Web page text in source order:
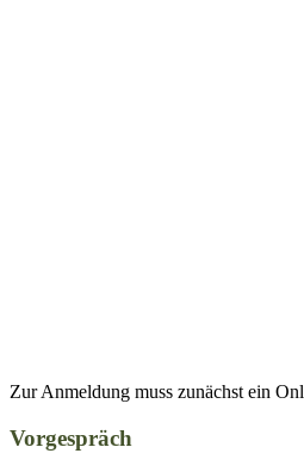
Zur Anmeldung muss zunächst ein
Vorgespräch